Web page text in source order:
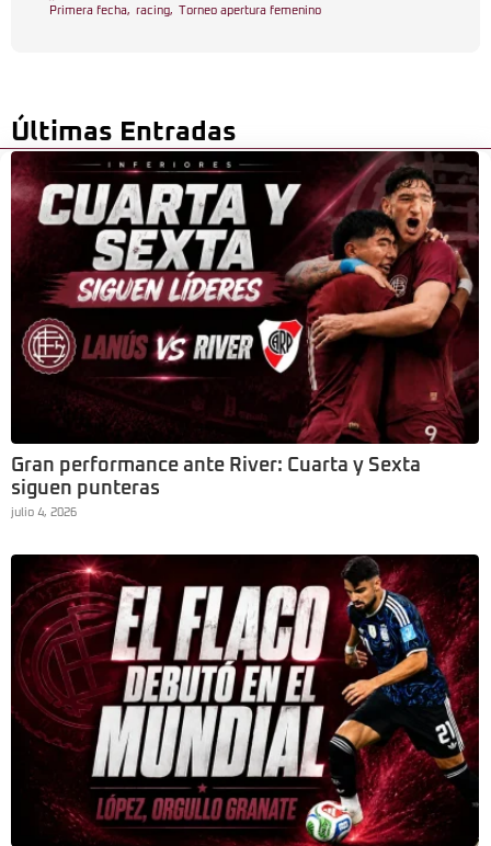
Primera fecha, racing, Torneo apertura femenino
Últimas Entradas
Gran performance ante River: Cuarta y Sexta
siguen punteras
julio 4, 2026